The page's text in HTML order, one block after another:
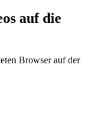
auf die
Browser auf der